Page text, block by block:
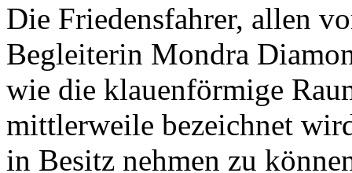
Die Friedensfahrer, allen
Begleiterin Mondra
wie die klauenförmige
mittlerweile bezeichnet
in Besitz nehmen zu